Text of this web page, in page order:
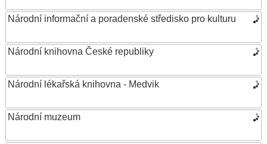
Národní informační a poradenské středisko pro kulturu
Národní knihovna České republiky
Národní lékařská knihovna - Medvik
Národní muzeum